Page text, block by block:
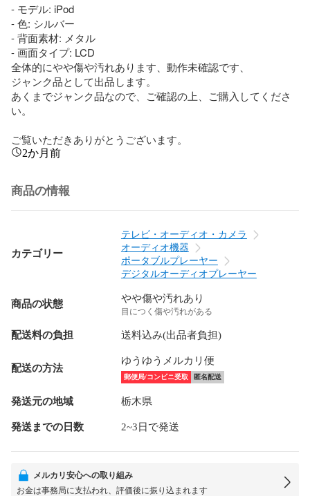
- モデル: iPod
- 色: シルバー
- 背面素材: メタル
- 画面タイプ: LCD
全体的にやや傷や汚れあります、動作未確認です、
ジャンク品として出品します。
あくまでジャンク品なので、ご確認の上、ご購入してくださ
い。
ご覧いただきありがとうございます。
2か月前
商品の情報
カテゴリー
テレビ・オーディオ・カメラ
オーディオ機器
ポータブルプレーヤー
デジタルオーディオプレーヤー
商品の状態 やや傷や汚れあり
目につく傷や汚れがある
配送料の負担 送料込み(出品者負担)
配送の方法
ゆうゆうメルカリ便
郵便局/コンビニ受取 匿名配送
発送元の地域 栃木県
発送までの日数 2~3日で発送
メルカリ安心への取り組み
お金は事務局に支払われ、評価後に振り込まれます